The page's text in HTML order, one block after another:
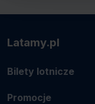
Latamy.pl
Bilety lotnicze
Promocje